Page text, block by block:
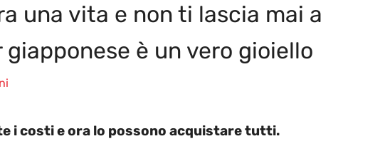
una vita e non ti lascia mai a
è un vero gioiello
i costi e ora lo possono acquistare tutti.